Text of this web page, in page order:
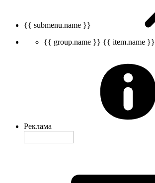
{{ submenu.name }}
{{ group.name }} {{ item.name }}
Реклама